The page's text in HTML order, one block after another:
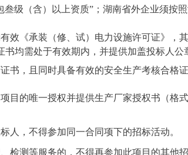
级（含）以上资质”；湖南省外企业须按
效《承装（修、试）电力设施许可证》，
均需处于有效期内，并提供加盖投标人公
书，且同时具备有效的安全生产考核合格
目的唯一授权并提供生产厂家授权书（格
人，不得参加同一合同项下的招标活动。
检测等服务的，不得再参加此项目的其他招